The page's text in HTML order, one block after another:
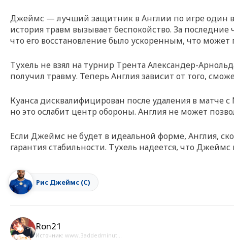
Джеймс — лучший защитник в Англии по игре один
история травм вызывает беспокойство. За
что его восстановление было ускоренным, что может
Тухель не взял на турнир Трента Александер-
получил травму. Теперь Англия зависит от того,
Куанса дисквалифицирован после удаления в матче
но это ослабит центр обороны. Англия не может
Если Джеймс не будет в идеальной форме, Англия,
гарантия стабильности. Тухель надеется, что
Рис Джеймс (С)
Ron21
Источник: www.3addedminut...